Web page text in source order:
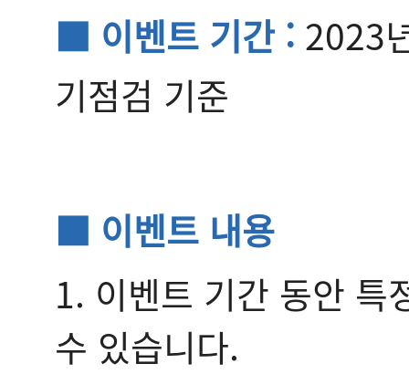
■ 이벤트 기간 : 2023
기점검 기준
■ 이벤트 내용
1. 이벤트 기간 동안 특
수 있습니다.